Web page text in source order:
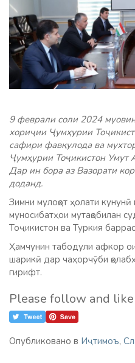
9 феврали соли 2024
хориҷии Ҷумҳурии
сафири фавқулода ва
Ҷумҳурии Тоҷикистон Умут
Дар ин бора аз Вазорати
доданд.
Зимни мулоқот ҳолати
муносибатҳои мутақобилан
Тоҷикистон ва Туркия
Ҳамчунин табодули афкор
шарикӣ дар чаҳорчӯби
гирифт.
Please follow and like
Опубликовано в Иҷтимоъ,